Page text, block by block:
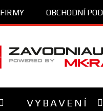
OBCHODNÍ
VYBAVENÍ